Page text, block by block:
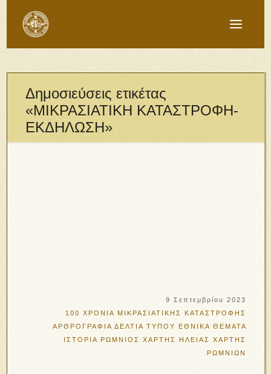
Δημοσιεύσεις ετικέτας
«ΜΙΚΡΑΣΙΑΤΙΚΗ ΚΑΤΑΣΤΡΟΦΗ-
ΕΚΔΗΛΩΣΗ»
9 Σεπτεμβρίου 2023
100 ΧΡΟΝΙΑ ΜΙΚΡΑΣΙΑΤΙΚΗΣ ΚΑΤΑΣΤΡΟΦΗΣ
ΑΡΘΡΟΓΡΑΦΙΑ ΔΕΛΤΙΑ ΤΥΠΟΥ ΕΘΝΙΚΑ ΘΕΜΑΤΑ
ΙΣΤΟΡΙΑ ΡΩΜΝΙΟΣ ΧΑΡΤΗΣ ΗΛΕΙΑΣ
ΧΑΡΤΗΣ
ΡΩΜΝΙΩΝ